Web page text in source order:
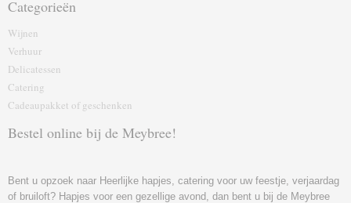
Categorieën
Wijnen
Verhuur
Delicatessen
Catering
Cadeaupakket of geschenk‎en
Bestel online bij de Meybree!
Bent u opzoek naar Heerlijke hapjes, catering voor uw feestje, verjaardag
of bruiloft? Hapjes voor een gezellige avond, dan bent u bij de Meybree